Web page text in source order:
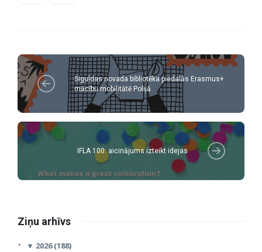
Siguldas novada bibliotēka piedalās Erasmus+
mācību mobilitātē Polijā
IFLA 100: aicinājums izteikt idejas
Ziņu arhīvs
▼ 2026 (188)